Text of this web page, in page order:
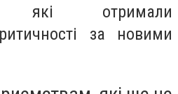
які отримали
за новими